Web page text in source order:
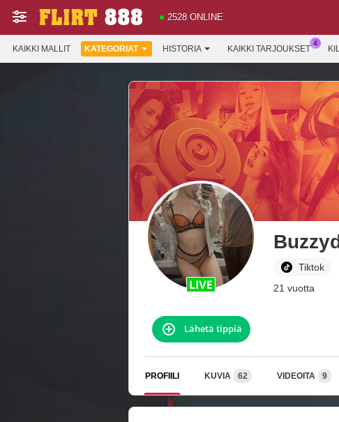
2528 ONLINE
KAIKKI MALLIT KATEGORIAT HISTORIA KAIKKI TARJOUKSET
Tiktok
21 vuotta
Lähetä tippiä
PROFIILI KUVIA 62 VIDEOITA 9